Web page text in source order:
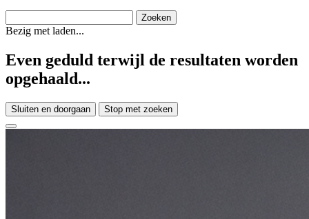
Bezig met laden...
Even geduld terwijl de resultaten worden
opgehaald...
Sluiten en doorgaan Stop met zoeken